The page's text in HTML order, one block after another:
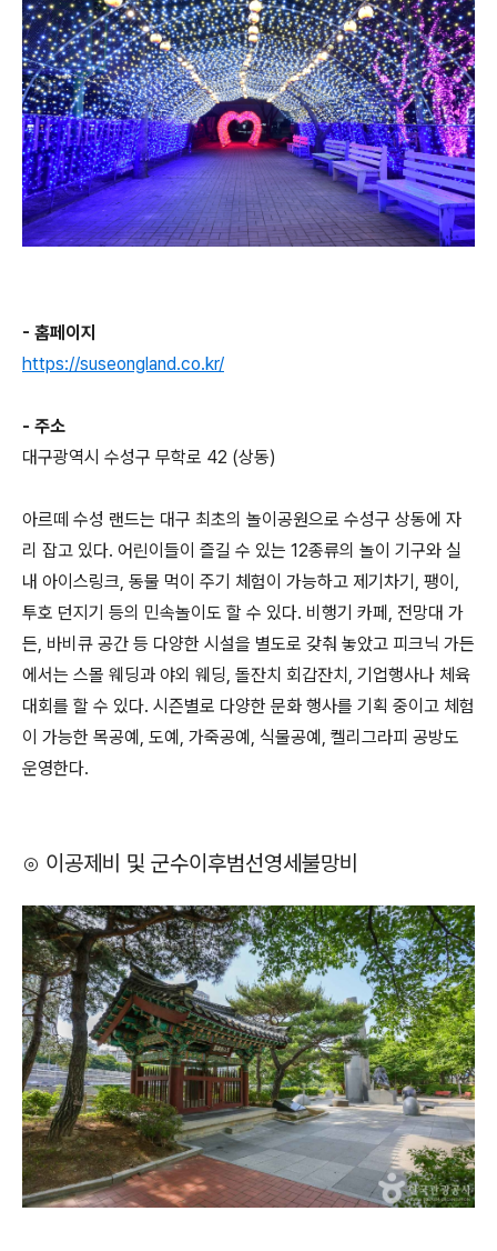
- 홈페이지
https://suseongland.co.kr/
- 주소
대구광역시 수성구 무학로 42 (상동)
아르떼 수성 랜드는 대구 최초의 놀이공원으로 수성구 상동에 자
리 잡고 있다. 어린이들이 즐길 수 있는 12종류의 놀이 기구와 실
내 아이스링크, 동물 먹이 주기 체험이 가능하고 제기차기, 팽이,
투호 던지기 등의 민속놀이도 할 수 있다. 비행기 카페, 전망대 가
든, 바비큐 공간 등 다양한 시설을 별도로 갖춰 놓았고 피크닉 가든
에서는 스몰 웨딩과 야외 웨딩, 돌잔치 회갑잔치, 기업행사나 체육
대회를 할 수 있다. 시즌별로 다양한 문화 행사를 기획 중이고 체험
이 가능한 목공예, 도예, 가죽공예, 식물공예, 켈리그라피 공방도
운영한다.
⊙ 이공제비 및 군수이후범선영세불망비